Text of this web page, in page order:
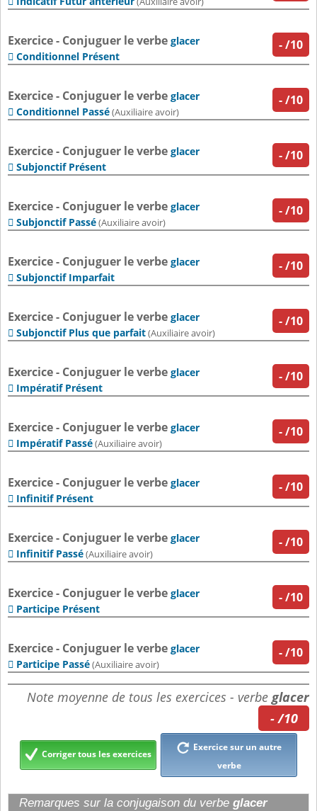
-/10
Exercice - Conjuguer le verbe glacer
 Conditionnel Présent
-/10
Exercice - Conjuguer le verbe glacer
 Conditionnel Passé(Auxiliaire avoir)
-/10
Exercice - Conjuguer le verbe glacer
 Subjonctif Présent
-/10
Exercice - Conjuguer le verbe glacer
 Subjonctif Passé(Auxiliaire avoir)
-/10
Exercice - Conjuguer le verbe glacer
 Subjonctif Imparfait
-/10
Exercice - Conjuguer le verbe glacer
 Subjonctif Plus que parfait(Auxiliaire avoir)
-/10
Exercice - Conjuguer le verbe glacer
 Impératif Présent
-/10
Exercice - Conjuguer le verbe glacer
 Impératif Passé(Auxiliaire avoir)
-/10
Exercice - Conjuguer le verbe glacer
 Infinitif Présent
-/10
Exercice - Conjuguer le verbe glacer
 Infinitif Passé(Auxiliaire avoir)
-/10
Exercice - Conjuguer le verbe glacer
 Participe Présent
-/10
Exercice - Conjuguer le verbe glacer
 Participe Passé(Auxiliaire avoir)
Note moyenne de tous les exercices - verbe glacer
- /10
Corriger tous les exercices
Exercice sur un autre
verbe
Remarques sur la conjugaison du verbe glacer